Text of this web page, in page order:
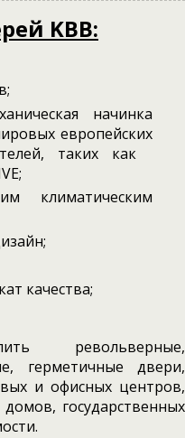
KBB:
начинка
европейских
таких как
климатическим
качества;
револьверные,
герметичные двери,
и офисных центров,
государственных